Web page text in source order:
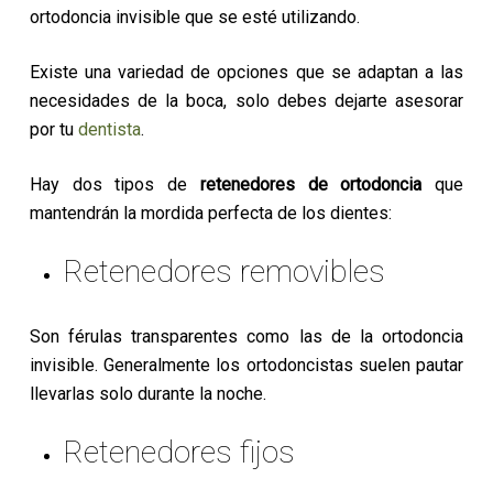
ortodoncia invisible que se esté utilizando.
Existe una variedad de opciones que se adaptan a las
necesidades de la boca, solo debes dejarte asesorar
por tu dentista.
Hay dos tipos de retenedores de ortodoncia que
mantendrán la mordida perfecta de los dientes:
Retenedores removibles
Son férulas transparentes como las de la ortodoncia
invisible. Generalmente los ortodoncistas suelen pautar
llevarlas solo durante la noche.
Retenedores fijos